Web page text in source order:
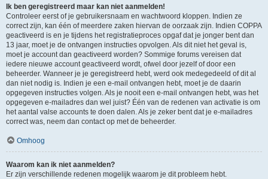
Ik ben geregistreerd maar kan niet aanmelden!
Controleer eerst of je gebruikersnaam en wachtwoord kloppen. Indien ze
correct zijn, kan één of meerdere zaken hiervan de oorzaak zijn. Indien COPPA
geactiveerd is en je tijdens het registratieproces opgaf dat je jonger bent dan
13 jaar, moet je de ontvangen instructies opvolgen. Als dit niet het geval is,
moet je account dan geactiveerd worden? Sommige forums vereisen dat
iedere nieuwe account geactiveerd wordt, ofwel door jezelf of door een
beheerder. Wanneer je je geregistreerd hebt, werd ook medegedeeld of dit al
dan niet nodig is. Indien je een e-mail ontvangen hebt, moet je de daarin
opgegeven instructies volgen. Als je nooit een e-mail ontvangen hebt, was het
opgegeven e-mailadres dan wel juist? Één van de redenen van activatie is om
het aantal valse accounts te doen dalen. Als je zeker bent dat je e-mailadres
correct was, neem dan contact op met de beheerder.
Omhoog
Waarom kan ik niet aanmelden?
Er zijn verschillende redenen mogelijk waarom je dit probleem hebt.